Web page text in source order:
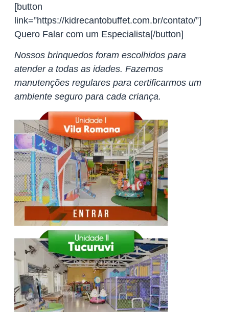
[button
link=”https://kidrecantobuffet.com.br/contato/”]
Quero Falar com um Especialista[/button]
Nossos brinquedos foram escolhidos para
atender a todas as idades. Fazemos
manutenções regulares para certificarmos um
ambiente seguro para cada criança.